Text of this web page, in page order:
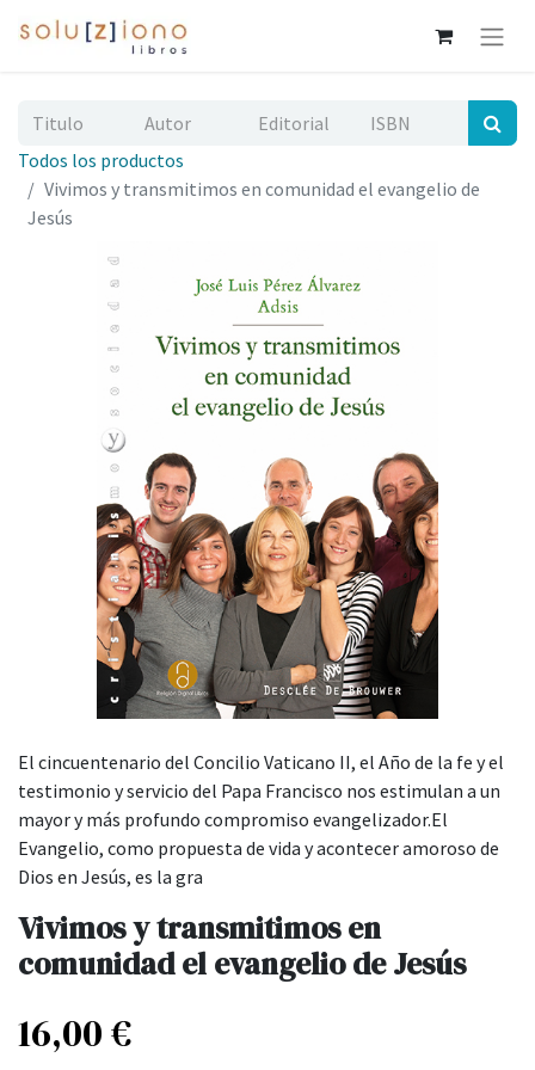
Todos los productos
Vivimos y transmitimos en comunidad el evangelio de
Jesús
El cincuentenario del Concilio Vaticano II, el Año de la fe y el
testimonio y servicio del Papa Francisco nos estimulan a un
mayor y más profundo compromiso evangelizador.El
Evangelio, como propuesta de vida y acontecer amoroso de
Dios en Jesús, es la gra
Vivimos y transmitimos en
comunidad el evangelio de Jesús
16,00€